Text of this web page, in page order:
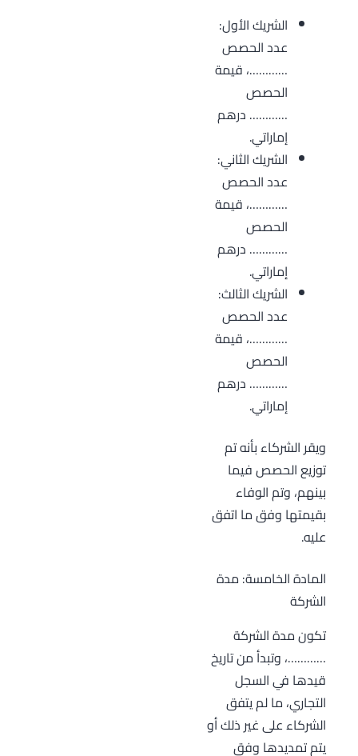
الشريك الأول:
عدد الحصص
…………، قيمة
الحصص
………… درهم
إماراتي.
الشريك الثاني:
عدد الحصص
…………، قيمة
الحصص
………… درهم
إماراتي.
الشريك الثالث:
عدد الحصص
…………، قيمة
الحصص
………… درهم
إماراتي.
ويقر الشركاء بأنه تم
توزيع الحصص فيما
بينهم، وتم الوفاء
بقيمتها وفق ما اتفق
عليه.
المادة الخامسة: مدة
الشركة
تكون مدة الشركة
…………، وتبدأ من تاريخ
قيدها في السجل
التجاري، ما لم يتفق
الشركاء على غير ذلك أو
يتم تمديدها وفق